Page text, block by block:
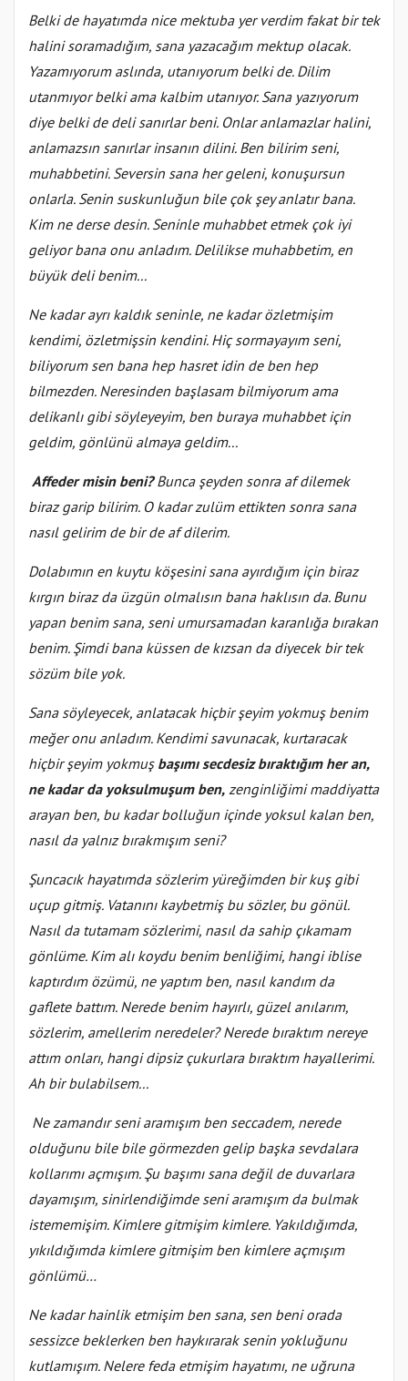
Belki de hayatımda nice mektuba yer verdim fakat bir tek
halini soramadığım, sana yazacağım mektup olacak.
Yazamıyorum aslında, utanıyorum belki de. Dilim
utanmıyor belki ama kalbim utanıyor. Sana yazıyorum
diye belki de deli sanırlar beni. Onlar anlamazlar halini,
anlamazsın sanırlar insanın dilini. Ben bilirim seni,
muhabbetini. Seversin sana her geleni, konuşursun
onlarla. Senin suskunluğun bile çok şey anlatır bana.
Kim ne derse desin. Seninle muhabbet etmek çok iyi
geliyor bana onu anladım. Delilikse muhabbetim, en
büyük deli benim...
Ne kadar ayrı kaldık seninle, ne kadar özletmişim
kendimi, özletmişsin kendini. Hiç sormayayım seni,
biliyorum sen bana hep hasret idin de ben hep
bilmezden. Neresinden başlasam bilmiyorum ama
delikanlı gibi söyleyeyim, ben buraya muhabbet için
geldim, gönlünü almaya geldim...
Affeder misin beni?Bunca şeyden sonra af dilemek
biraz garip bilirim. O kadar zulüm ettikten sonra sana
nasıl gelirim de bir de af dilerim.
Dolabımın en kuytu köşesini sana ayırdığım için biraz
kırgın biraz da üzgün olmalısın bana haklısın da. Bunu
yapan benim sana, seni umursamadan karanlığa bırakan
benim. Şimdi bana küssen de kızsan da diyecek bir tek
sözüm bile yok.
Sana söyleyecek, anlatacak hiçbir şeyim yokmuş benim
meğer onu anladım. Kendimi savunacak, kurtaracak
hiçbir şeyim yokmuş başımı secdesiz bıraktığım her an,
ne kadar da yoksulmuşum ben, zenginliğimi maddiyatta
arayan ben, bu kadar bolluğun içinde yoksul kalan ben,
nasıl da yalnız bırakmışım seni?
Şuncacık hayatımda sözlerim yüreğimden bir kuş gibi
uçup gitmiş. Vatanını kaybetmiş bu sözler, bu gönül.
Nasıl da tutamam sözlerimi, nasıl da sahip çıkamam
gönlüme. Kim alı koydu benim benliğimi, hangi iblise
kaptırdım özümü, ne yaptım ben, nasıl kandım da
gaflete battım. Nerede benim hayırlı, güzel anılarım,
sözlerim, amellerim neredeler? Nerede bıraktım nereye
attım onları, hangi dipsiz çukurlara bıraktım hayallerimi.
Ah bir bulabilsem...
Ne zamandır seni aramışım ben seccadem, nerede
olduğunu bile bile görmezden gelip başka sevdalara
kollarımı açmışım. Şu başımı sana değil de duvarlara
dayamışım, sinirlendiğimde seni aramışım da bulmak
istememişim. Kimlere gitmişim kimlere. Yakıldığımda,
yıkıldığımda kimlere gitmişim ben kimlere açmışım
gönlümü…
Ne kadar hainlik etmişim ben sana, sen beni orada
sessizce beklerken ben haykırarak senin yokluğunu
kutlamışım. Nelere feda etmişim hayatımı, ne uğruna